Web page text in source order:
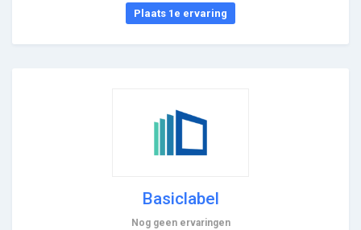
Plaats 1e ervaring
Basiclabel
Nog geen ervaringen